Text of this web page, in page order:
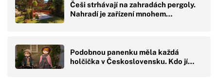
Češi strhávají na zahradách pergoly.
Nahradí je zařízení mnohem…
Podobnou panenku měla každá
holčička v Československu. Kdo jí…